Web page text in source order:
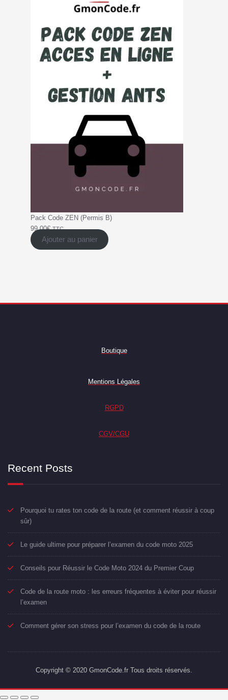
Pack Code ZEN (Permis B)
99,00€ TTC
Ajouter au panier
Boutique
Mentions Légales
RGPD
CGV/CGU
Recent Posts
Pourquoi tu rates ton code de la route (et comment réussir à coup
sûr)
Le guide ultime pour préparer l’examen du code moto 2025
Conseils pour Réussir le Code Moto 2024 du Premier Coup
Code de la route moto : les erreurs fréquentes à éviter pour réussir
l’examen
Comment gérer son stress pour l’examen du code de la route
Copyright © 2020 GmonCode.fr Tous droits réservés.